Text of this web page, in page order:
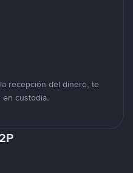
recepción del dinero, te
en custodia.